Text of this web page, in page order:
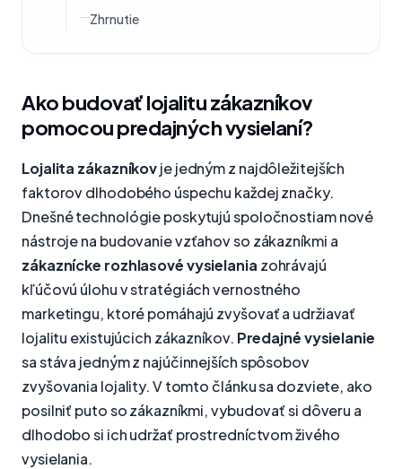
Zhrnutie
Ako budovať lojalitu zákazníkov
pomocou predajných vysielaní?
Lojalita zákazníkovje jedným z najdôležitejších
faktorov dlhodobého úspechu každej značky.
Dnešné technológie poskytujú spoločnostiam nové
nástroje na budovanie vzťahov so zákazníkmi a
zákaznícke rozhlasové vysielania zohrávajú
kľúčovú úlohu v stratégiách vernostného
marketingu, ktoré pomáhajú zvyšovať a udržiavať
lojalitu existujúcich zákazníkov. Predajné vysielanie
sa stáva jedným z najúčinnejších spôsobov
zvyšovania lojality. V tomto článku sa dozviete, ako
posilniť puto so zákazníkmi, vybudovať si dôveru a
dlhodobo si ich udržať prostredníctvom živého
vysielania.